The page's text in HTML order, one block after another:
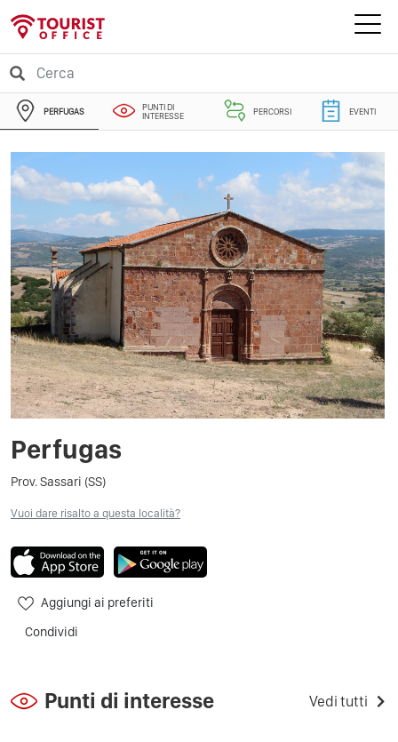
PERFUGAS
PUNTI DI
INTERESSE
PERCORSI EVENTI
Perfugas
Prov. Sassari (SS)
Vuoi dare risalto a questa località?
Aggiungi ai preferiti
Condividi
Punti di interesse Vedi tutti